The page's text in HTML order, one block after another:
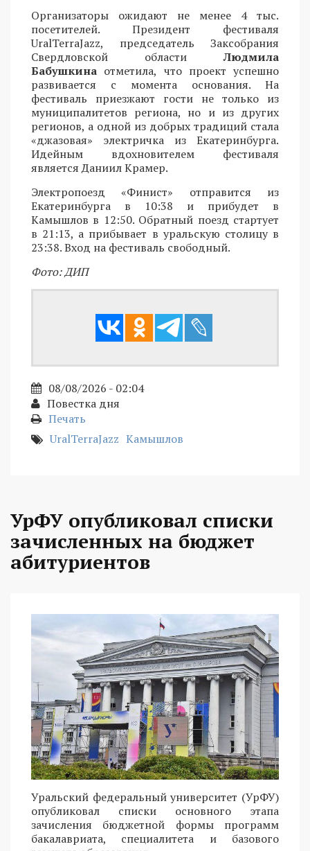
Организаторы ожидают не менее 4 тыс.
посетителей. Президент фестиваля
UralTerraJazz, председатель Заксобрания
Свердловской областиЛюдмила
Бабушкина отметила, что проект успешно
развивается с момента основания. На
фестиваль приезжают гости не только из
муниципалитетов региона, но и из других
регионов, а одной из добрых традиций стала
«джазовая» электричка из Екатеринбурга.
Идейным вдохновителем фестиваля
является Даниил Крамер.
Электропоезд «Финист» отправится из
Екатеринбурга в 10:38 и прибудет в
Камышлов в 12:50. Обратный поезд стартует
в 21:13, а прибывает в уральскую столицу в
23:38. Вход на фестиваль свободный.
Фото: ДИП
08/08/2026 - 02:04
Повестка дня
Печать
UralTerraJazz Камышлов
УрФУ опубликовал списки
зачисленных на бюджет
абитуриентов
Уральский федеральный университет (УрФУ)
опубликовал списки основного этапа
зачисления бюджетной формы программ
бакалавриата, специалитета и базового